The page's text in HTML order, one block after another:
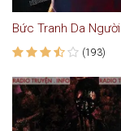
Bức Tranh Da Người
(193)